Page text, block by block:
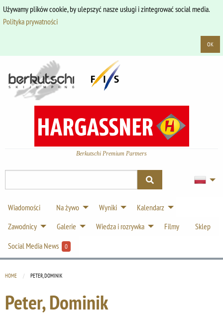
Używamy plików cookie, by ulepszyć nasze usługi i zintegrować social media.
Polityka prywatności
OK
Berkutschi Premium Partners
Wiadomości Na żywo Wyniki
Kalendarz
Zawodnicy
Galerie Wiedza i rozrywka Filmy
Sklep
Social Media News
0
HOME CURRENT:
PETER, DOMINIK
Peter, Dominik